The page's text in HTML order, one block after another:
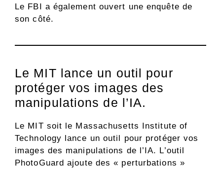
Le FBI a également ouvert une enquête de
son côté.
Le MIT lance un outil pour
protéger vos images des
manipulations de l’IA.
Le MIT soit le Massachusetts Institute of
Technology lance un outil pour protéger vos
images des manipulations de l’IA. L’outil
PhotoGuard ajoute des « perturbations »